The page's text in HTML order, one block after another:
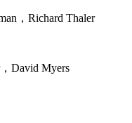
，Richard Thaler
David Myers